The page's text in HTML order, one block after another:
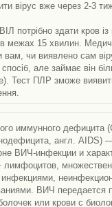
вірус вже через 2-3
потрібно здати кров
в межах 15 хвилин.
вам, чи виявлено сам
але займає він
Тест ПЛР зможе
иммунного дефицита
англ. AIDS)
ВИЧ-инфекции и
лимфоцитов,
инфекциями,
ВИЧ передается
или крови с